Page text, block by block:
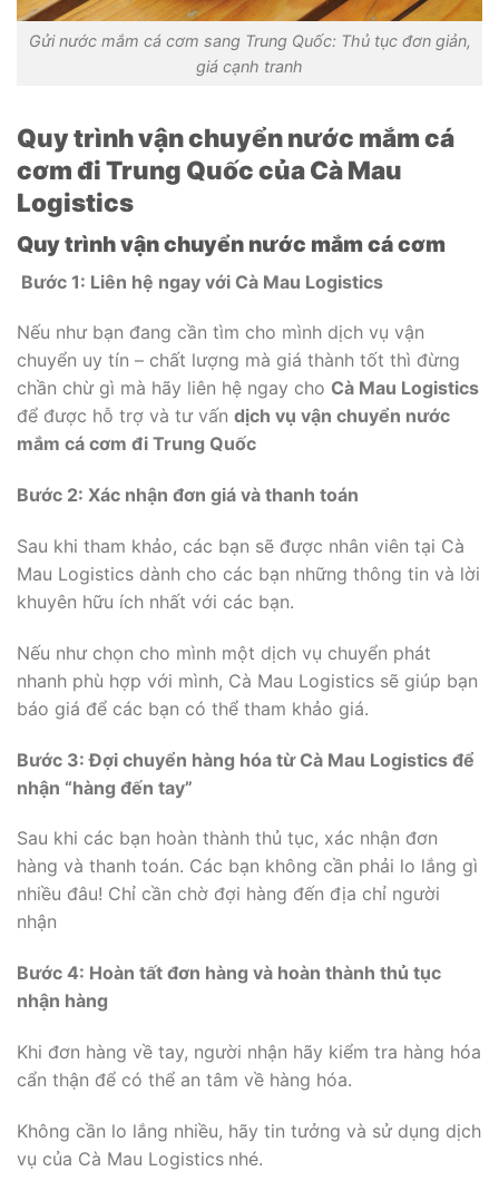
Gửi nước mắm cá cơm sang Trung Quốc: Thủ tục đơn giản,
giá cạnh tranh
Quy trình vận chuyển nước mắm cá
cơm đi Trung Quốc của Cà Mau
Logistics
Quy trình vận chuyển nước mắm cá cơm
Bước 1: Liên hệ ngay với Cà Mau Logistics
Nếu như bạn đang cần tìm cho mình dịch vụ vận
chuyển uy tín – chất lượng mà giá thành tốt thì đừng
chần chừ gì mà hãy liên hệ ngay cho Cà Mau Logistics
để được hỗ trợ và tư vấn dịch vụ vận chuyển nước
mắm cá cơm đi Trung Quốc
Bước 2: Xác nhận đơn giá và thanh toán
Sau khi tham khảo, các bạn sẽ được nhân viên tại Cà
Mau Logistics dành cho các bạn những thông tin và lời
khuyên hữu ích nhất với các bạn.
Nếu như chọn cho mình một dịch vụ chuyển phát
nhanh phù hợp với mình, Cà Mau Logistics sẽ giúp bạn
báo giá để các bạn có thể tham khảo giá.
Bước 3: Đợi chuyển hàng hóa từ Cà Mau Logistics để
nhận “hàng đến tay”
Sau khi các bạn hoàn thành thủ tục, xác nhận đơn
hàng và thanh toán. Các bạn không cần phải lo lắng gì
nhiều đâu! Chỉ cần chờ đợi hàng đến địa chỉ người
nhận
Bước 4: Hoàn tất đơn hàng và hoàn thành thủ tục
nhận hàng
Khi đơn hàng về tay, người nhận hãy kiểm tra hàng hóa
cẩn thận để có thể an tâm về hàng hóa.
Không cần lo lắng nhiều, hãy tin tưởng và sử dụng dịch
vụ của Cà Mau Logistics nhé.